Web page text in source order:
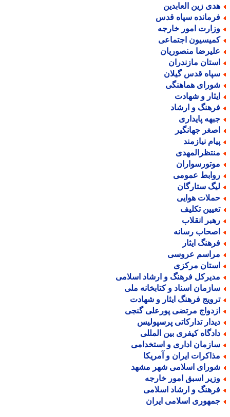
زین العابدین
سپاه قدس
امور خارجه
اجتماعی
منصوریان
مازندران
قدس گیلان
هماهنگی
و شهادت
و ارشاد
پایداری
جهانگیر
نیازمند
عمومی
ستارگان
هوایی
تکلیف
انقلاب
رسانه
ایثار
عروسی
مرکزی
فرهنگ و ارشاد اسلامی
اسناد و کتابخانه ملی
فرهنگ ایثار و شهادت
مرتضی پورعلی گنجی
تدارکاتی پرسپولیس
کیفری بین المللی
اداری و استخدامی
ایران و آمریکا
اسلامی شهر مشهد
اسبق امور خارجه
و ارشاد اسلامی
اسلامی ایران